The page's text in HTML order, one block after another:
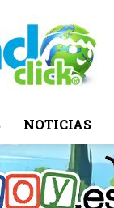
NOTICIAS